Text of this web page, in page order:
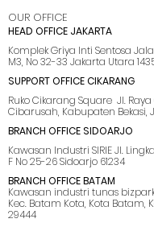
OUR OFFICE
HEAD OFFICE JAKARTA
Komplek Griya Inti Sentosa
M3, No 32-33 Jakarta Utara
SUPPORT OFFICE CIKARANG
Ruko Cikarang Square Jl.
Cibarusah, Kabupaten Bekasi,
BRANCH OFFICE SIDOARJO
Kawasan Industri SIRIE Jl.
F No 25-26 Sidoarjo 61234
BRANCH OFFICE BATAM
Kawasan industri tunas bizpark,
Kec. Batam Kota, Kota Batam,
29444